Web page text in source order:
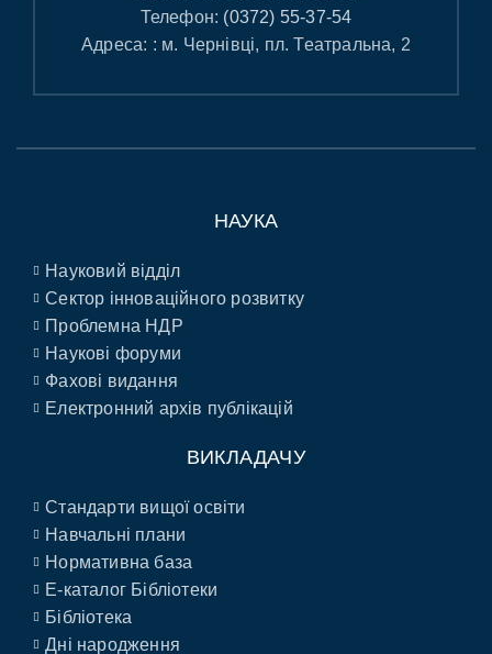
Телефон: (0372) 55-37-54
Адреса: : м. Чернівці, пл. Театральна, 2
НАУКА
Науковий відділ
Сектор інноваційного розвитку
Проблемна НДР
Наукові форуми
Фахові видання
Електронний архів публікацій
ВИКЛАДАЧУ
Стандарти вищої освіти
Навчальні плани
Нормативна база
E-каталог Бібліотеки
Бібліотека
Дні народження